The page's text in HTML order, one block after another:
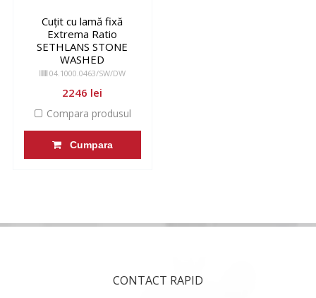
Cuțit cu lamă fixă
Extrema Ratio
SETHLANS STONE
WASHED
04.1000.0463/SW/DW
2246 lei
Compara produsul
Cumpara
CONTACT RAPID